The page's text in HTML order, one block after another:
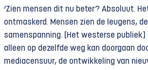
‘Zien mensen dit nu beter? Absoluut.
ontmaskerd. Mensen zien de leugens,
samenspanning. [Het westerse publiek]
alleen op dezelfde weg kan doorgaan
mediacensuur, de ontwikkeling van